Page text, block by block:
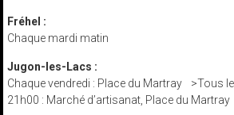
Fréhel :
Chaque mardi matin
Jugon-les-Lacs :
Chaque vendredi : Place du Martray >Tous
21h00 : Marché d’artisanat, Place du Martray